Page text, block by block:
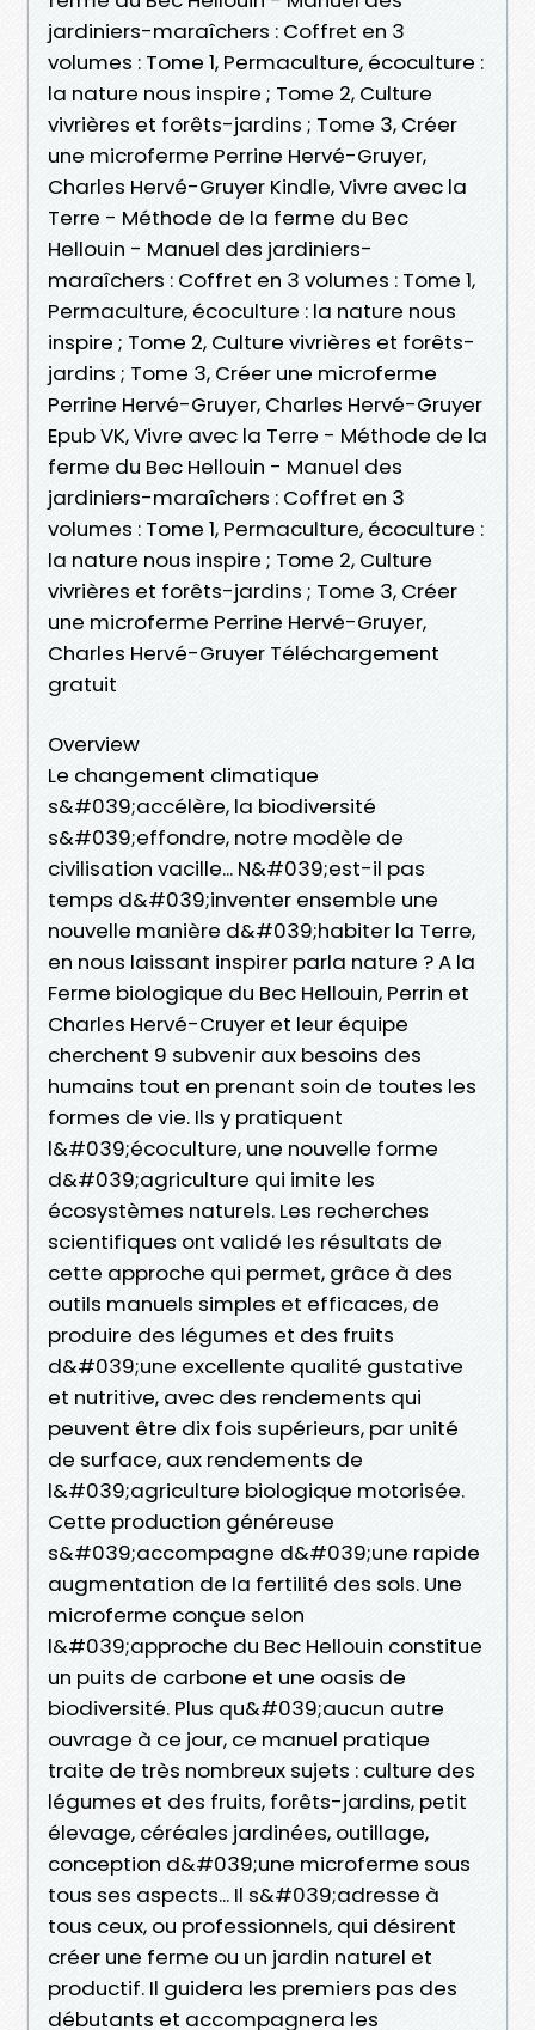
jardiniers-maraîchers : Coffret en 3
volumes : Tome 1, Permaculture, écoculture :
la nature nous inspire ; Tome 2, Culture
vivrières et forêts-jardins ; Tome 3, Créer
une microferme Perrine Hervé-Gruyer,
Charles Hervé-Gruyer Kindle, Vivre avec la
Terre - Méthode de la ferme du Bec
Hellouin - Manuel des jardiniers-
maraîchers : Coffret en 3 volumes : Tome 1,
Permaculture, écoculture : la nature nous
inspire ; Tome 2, Culture vivrières et forêts-
jardins ; Tome 3, Créer une microferme
Perrine Hervé-Gruyer, Charles Hervé-Gruyer
Epub VK, Vivre avec la Terre - Méthode de la
ferme du Bec Hellouin - Manuel des
jardiniers-maraîchers : Coffret en 3
volumes : Tome 1, Permaculture, écoculture :
la nature nous inspire ; Tome 2, Culture
vivrières et forêts-jardins ; Tome 3, Créer
une microferme Perrine Hervé-Gruyer,
Charles Hervé-Gruyer Téléchargement
gratuit
Overview
Le changement climatique
s&#039;accélère, la biodiversité
s&#039;effondre, notre modèle de
civilisation vacille... N&#039;est-il pas
temps d&#039;inventer ensemble une
nouvelle manière d&#039;habiter la Terre,
en nous laissant inspirer parla nature ? A la
Ferme biologique du Bec Hellouin, Perrin et
Charles Hervé-Cruyer et leur équipe
cherchent 9 subvenir aux besoins des
humains tout en prenant soin de toutes les
formes de vie. Ils y pratiquent
l&#039;écoculture, une nouvelle forme
d&#039;agriculture qui imite les
écosystèmes naturels. Les recherches
scientifiques ont validé les résultats de
cette approche qui permet, grâce à des
outils manuels simples et efficaces, de
produire des légumes et des fruits
d&#039;une excellente qualité gustative
et nutritive, avec des rendements qui
peuvent être dix fois supérieurs, par unité
de surface, aux rendements de
l&#039;agriculture biologique motorisée.
Cette production généreuse
s&#039;accompagne d&#039;une rapide
augmentation de la fertilité des sols. Une
microferme conçue selon
l&#039;approche du Bec Hellouin constitue
un puits de carbone et une oasis de
biodiversité. Plus qu&#039;aucun autre
ouvrage à ce jour, ce manuel pratique
traite de très nombreux sujets : culture des
légumes et des fruits, forêts-jardins, petit
élevage, céréales jardinées, outillage,
conception d&#039;une microferme sous
tous ses aspects... Il s&#039;adresse à
tous ceux, ou professionnels, qui désirent
créer une ferme ou un jardin naturel et
productif. Il guidera les premiers pas des
débutants et accompagnera les